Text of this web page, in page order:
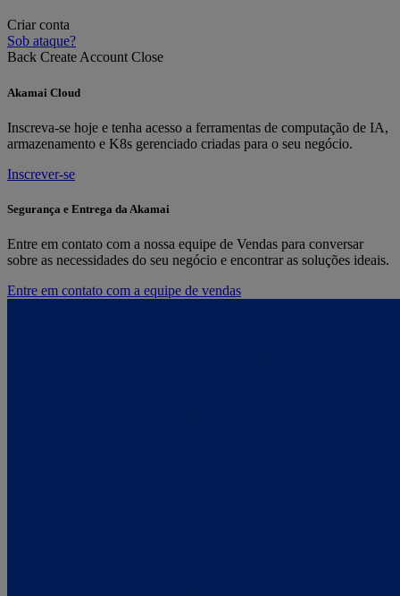
Criar conta
Sob ataque?
Back Create Account Close
Akamai Cloud
Inscreva-se hoje e tenha acesso a ferramentas de computação de IA,
armazenamento e K8s gerenciado criadas para o seu negócio.
Inscrever-se
Segurança e Entrega da Akamai
Entre em contato com a nossa equipe de Vendas para conversar
sobre as necessidades do seu negócio e encontrar as soluções ideais.
Entre em contato com a equipe de vendas